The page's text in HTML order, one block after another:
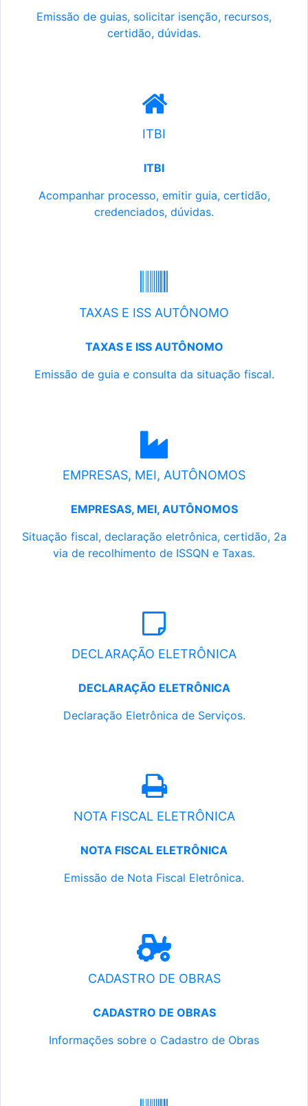
Emissão de guias, solicitar isenção, recursos,
certidão, dúvidas.
ITBI
ITBI
Acompanhar processo, emitir guia, certidão,
credenciados, dúvidas.
TAXAS E ISS AUTÔNOMO
TAXAS E ISS AUTÔNOMO
Emissão de guia e consulta da situação fiscal.
EMPRESAS, MEI, AUTÔNOMOS
EMPRESAS, MEI, AUTÔNOMOS
Situação fiscal, declaração eletrônica, certidão, 2a
via de recolhimento de ISSQN e Taxas.
DECLARAÇÃO ELETRÔNICA
DECLARAÇÃO ELETRÔNICA
Declaração Eletrônica de Serviços.
NOTA FISCAL ELETRÔNICA
NOTA FISCAL ELETRÔNICA
Emissão de Nota Fiscal Eletrônica.
CADASTRO DE OBRAS
CADASTRO DE OBRAS
Informações sobre o Cadastro de Obras